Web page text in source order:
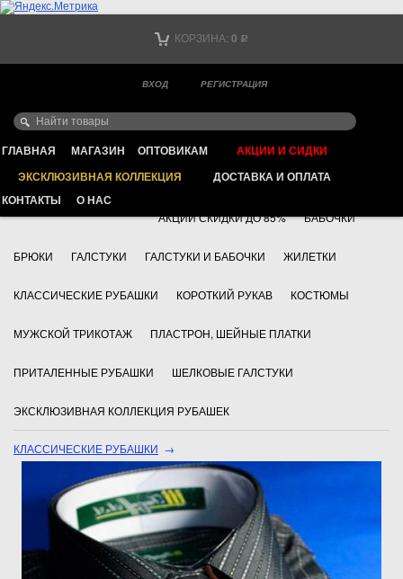
КОРЗИНА: 0 Р
ВХОД РЕГИСТРАЦИЯ
ГЛАВНАЯ МАГАЗИН ОПТОВИКАМ
АКЦИИ И СИДКИ
ЭКСКЛЮЗИВНАЯ КОЛЛЕКЦИЯ
ДОСТАВКА И ОПЛАТА
КОНТАКТЫ
О НАС
Ваш город -
ИНТЕРНЕТ МАГАЗИН КЛАССИЧЕСКОЙ МУЖСКОЙ ОДЕЖДЫ
+7 495 783 69 17 АКСЕССУАРЫ
АКЦИИ СКИДКИ ДО 85% БАБОЧКИ
БРЮКИ ГАЛСТУКИ ГАЛСТУКИ И БАБОЧКИ ЖИЛЕТКИ
КЛАССИЧЕСКИЕ РУБАШКИ КОРОТКИЙ РУКАВ КОСТЮМЫ
МУЖСКОЙ ТРИКОТАЖ ПЛАСТРОН, ШЕЙНЫЕ ПЛАТКИ
ПРИТАЛЕННЫЕ РУБАШКИ ШЕЛКОВЫЕ ГАЛСТУКИ
ЭКСКЛЮЗИВНАЯ КОЛЛЕКЦИЯ РУБАШЕК
КЛАССИЧЕСКИЕ РУБАШКИ →